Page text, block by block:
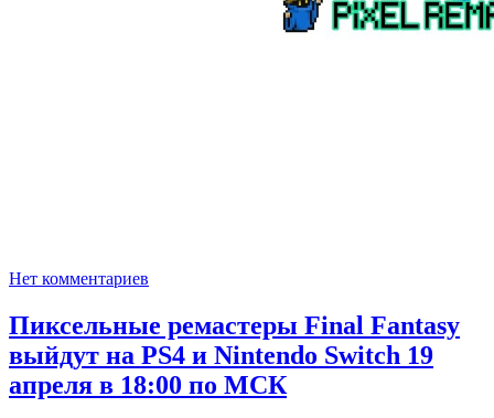
Нет комментариев
Пиксельные ремастеры Final Fantasy
выйдут на PS4 и Nintendo Switch 19
апреля в 18:00 по МСК